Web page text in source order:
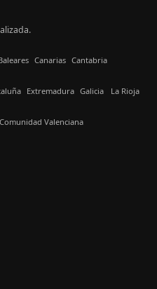
Canarias Cantabria
Extremadura Galicia La Rioja
Comunidad Valenciana